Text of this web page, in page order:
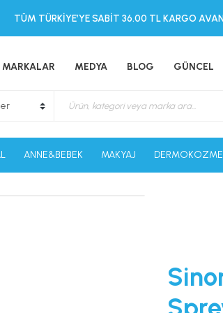
TÜM TÜRKİYE’YE SABİT 36.00 TL KARGO
MARKALAR MEDYA BLOG GÜNCEL
ANNE&BEBEK MAKYAJ